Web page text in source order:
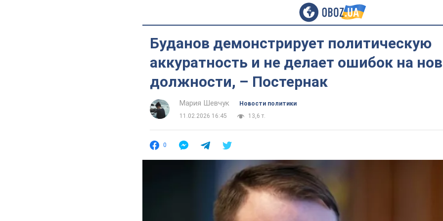
Буданов демонстрирует политическую
аккуратность и не делает ошибок на
должности, – Постернак
Мария Шевчук
Новости политики
11.02.2026 16:45
13,6 т.
0